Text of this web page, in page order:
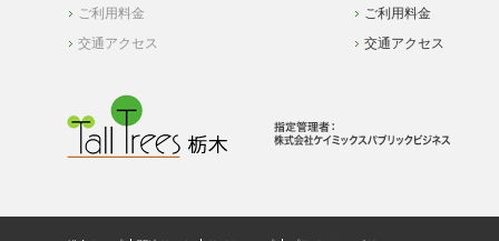
ご利用料金
交通アクセス
ご利用料金
交通アクセス